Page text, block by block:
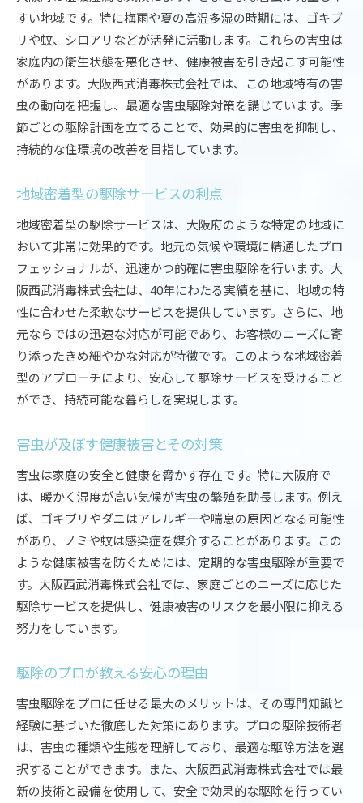
すい地域です。特に梅雨や夏の高温多湿の時期には、ゴキブ
リや蚊、シロアリなどが活発に活動します。これらの害虫は
家庭内の衛生状態を悪化させ、健康被害を引き起こす可能性
があります。大阪西武消毒株式会社では、この地域特有の害
虫の動向を把握し、最適な害虫駆除対策を講じています。季
節ごとの駆除計画を立てることで、効果的に害虫を抑制し、
持続的な住環境の改善を目指しています。
地域密着型の駆除サービスの利点
地域密着型の駆除サービスは、大阪府のような特定の地域に
おいて非常に効果的です。地元の気候や環境に精通したプロ
フェッショナルが、迅速かつ的確に害虫駆除を行います。大
阪西武消毒株式会社は、40年にわたる実績を基に、地域の特
性に合わせた柔軟なサービスを提供しています。さらに、地
元ならではの迅速な対応が可能であり、お客様のニーズに寄
り添ったきめ細やかな対応が特徴です。このような地域密着
型のアプローチにより、安心して駆除サービスを受けること
ができ、持続可能な暮らしを実現します。
害虫が及ぼす健康被害とその対策
害虫は家庭の安全と健康を脅かす存在です。特に大阪府で
は、暖かく湿度が高い気候が害虫の繁殖を助長します。例え
ば、ゴキブリやダニはアレルギーや喘息の原因となる可能性
があり、ノミや蚊は感染症を媒介することがあります。この
ような健康被害を防ぐためには、定期的な害虫駆除が重要で
す。大阪西武消毒株式会社では、家庭ごとのニーズに応じた
駆除サービスを提供し、健康被害のリスクを最小限に抑える
努力をしています。
駆除のプロが教える安心の理由
害虫駆除をプロに任せる最大のメリットは、その専門知識と
経験に基づいた徹底した対策にあります。プロの駆除技術者
は、害虫の種類や生態を理解しており、最適な駆除方法を選
択することができます。また、大阪西武消毒株式会社では最
新の技術と設備を使用して、安全で効果的な駆除を行ってい